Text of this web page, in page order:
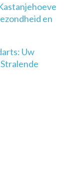
en
Uw